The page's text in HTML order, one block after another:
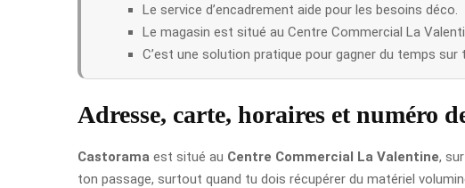
Le service d’encadrement aide pour les besoins déco.
Le magasin est situé au Centre Commercial La
C’est une solution pratique pour gagner du temps sur
Adresse, carte, horaires et numéro
Castorama est situé au Centre Commercial La Valentine,
ton passage, surtout quand tu dois récupérer du matériel